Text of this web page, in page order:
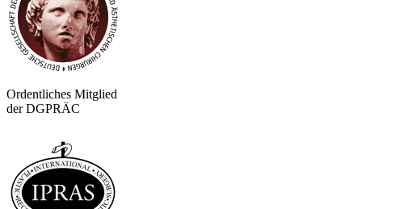
Ordentliches Mitglied
der DGPRÄC